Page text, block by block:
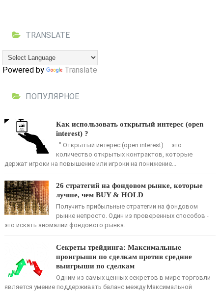
TRANSLATE
Powered by Translate
ПОПУЛЯРНОЕ
Как использовать открытый интерес (open
interest) ?
" Открытый интерес (open interest) — это
количество открытых контрактов, кото­рые
держат игроки на повышение или игроки на понижение...
26 стратегий на фондовом рынке, которые
лучше, чем BUY & HOLD
Получить прибыльные стратегии на фондовом
рынке непросто. Один из проверенных способов -
это искать аномалии фондового рынка.
Секреты трейдинга: Максимальные
проигрыши по сделкам против средние
выигрыши по сделкам
Одним из самых ценных секретов в мире торговли
является умение поддерживать баланс между Максимальной